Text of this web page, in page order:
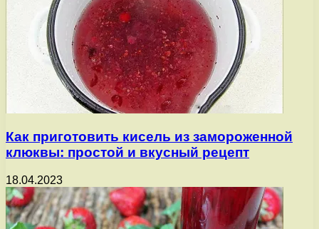
Как приготовить кисель из замороженной
клюквы: простой и вкусный рецепт
18.04.2023